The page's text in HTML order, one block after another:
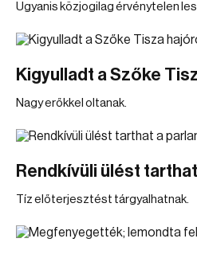
Ugyanis közjogilag érvénytelen
Kigyulladt a Szőke
Nagy erőkkel oltanak.
Rendkívüli ülést
Tíz előterjesztést tárgyalhatnak.